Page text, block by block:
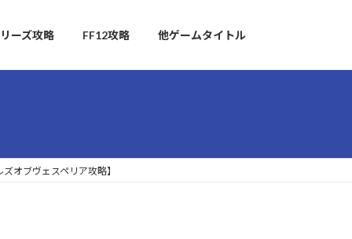
ーズ攻略 FF12攻略 他ゲームタイトル
オブヴェスペリア攻略】